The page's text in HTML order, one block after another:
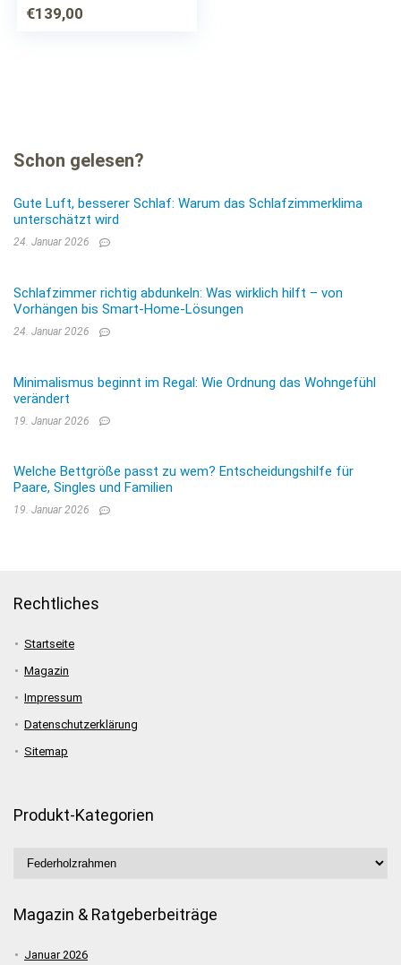
€139,00
Schon gelesen?
Gute Luft, besserer Schlaf: Warum das Schlafzimmerklima
unterschätzt wird
24. Januar 2026
Schlafzimmer richtig abdunkeln: Was wirklich hilft – von
Vorhängen bis Smart-Home-Lösungen
24. Januar 2026
Minimalismus beginnt im Regal: Wie Ordnung das Wohngefühl
verändert
19. Januar 2026
Welche Bettgröße passt zu wem? Entscheidungshilfe für
Paare, Singles und Familien
19. Januar 2026
Rechtliches
Startseite
Magazin
Impressum
Datenschutzerklärung
Sitemap
Produkt-Kategorien
Magazin & Ratgeberbeiträge
Januar 2026